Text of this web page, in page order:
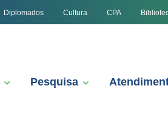
Diplomados Cultura CPA
Pesquisa